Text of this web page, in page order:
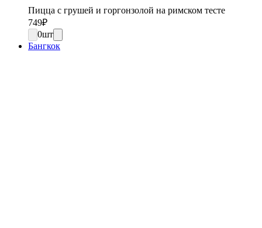
Пицца с грушей и горгонзолой на римском тесте
749₽
0шт
Бангкок